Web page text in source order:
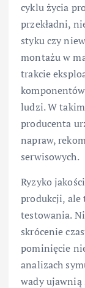
cyklu życia
przekładni,
styku czy
montażu w
trakcie
ludzi. W
producenta
napraw,
serwisowych.
Ryzyko
produkcji, ale
testowania.
skrócenie
pominięcie
analizach
wady ujawnią